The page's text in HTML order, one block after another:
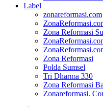
Label
zonareformasi.com
Zona Reformasi
Zona Reformasi
Polda Sumsel
Tri Dharma 330
Zona Reformasi
Zonareformasi.